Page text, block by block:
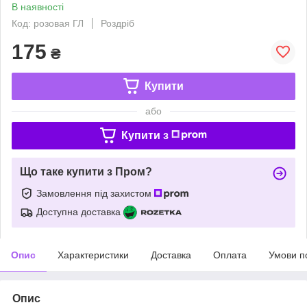
В наявності
Код: розовая ГЛ
Роздріб
175 ₴
Купити
або
Купити з
Що таке купити з Пром?
Замовлення під захистом
Доступна доставка
Опис Характеристики Доставка Оплата Умови
Опис